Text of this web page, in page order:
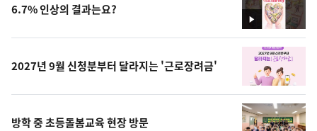
영
상
6.7% 인상의 결과는요?
2027년 9월 신청분부터 달라지는 '근로장려금'
방학 중 초등돌봄교육 현장 방문